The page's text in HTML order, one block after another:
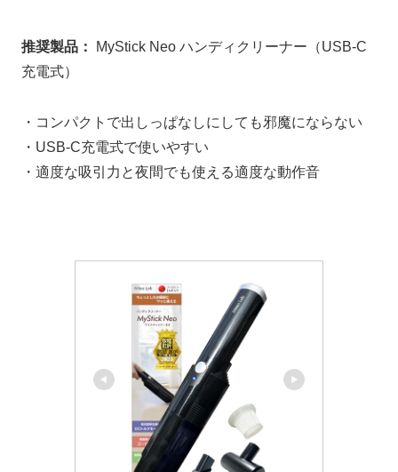
推奨製品：
MyStick Neo ハンディクリーナー（USB-C
充電式）
・コンパクトで出しっぱなしにしても邪魔にならない
・USB-C充電式で使いやすい
・適度な吸引力と夜間でも使える適度な動作音